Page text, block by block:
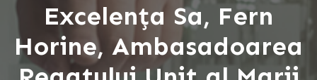
Excelența Sa, Fern
Horine, Ambasadoarea